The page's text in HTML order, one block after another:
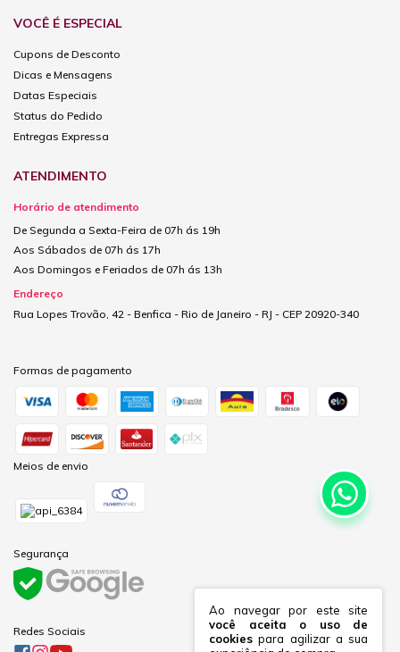
Ao navegar por este site
você aceita o uso de
cookies para agilizar a sua
VOCÊ É ESPECIAL
Cupons de Desconto
Dicas e Mensagens
Datas Especiais
Status do Pedido
Entregas Expressa
ATENDIMENTO
Horário de atendimento
De Segunda a Sexta-Feira de 07h ás 19h
Aos Sábados de 07h ás 17h
Aos Domingos e Feriados de 07h ás 13h
Endereço
Rua Lopes Trovão, 42 - Benfica - Rio de Janeiro - RJ - CEP 20920-340
Formas de pagamento
Meios de envio
Segurança
Redes Sociais